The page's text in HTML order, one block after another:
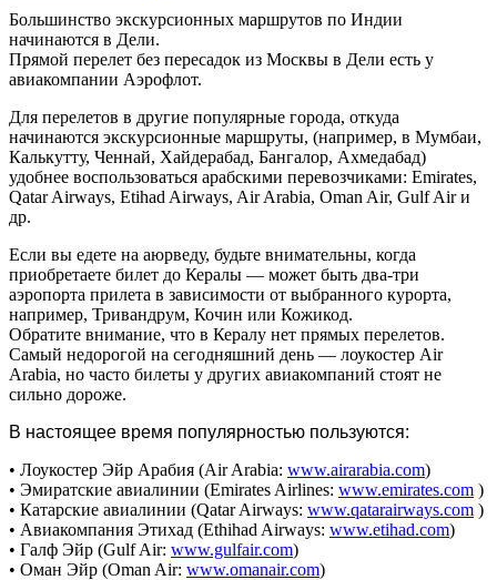
Большинство экскурсионных маршрутов по Индии
начинаются в Дели.
Прямой перелет без пересадок из Москвы в Дели есть у
авиакомпании Аэрофлот.
Для перелетов в другие популярные города, откуда
начинаются экскурсионные маршруты, (например, в Мумбаи,
Калькутту, Ченнай, Хайдерабад, Бангалор, Ахмедабад)
удобнее воспользоваться арабскими перевозчиками: Emirates,
Qatar Airways, Etihad Airways, Air Arabia, Oman Air, Gulf Air и
др.
Если вы едете на аюрведу, будьте внимательны, когда
приобретаете билет до Кералы — может быть два-три
аэропорта прилета в зависимости от выбранного курорта,
например, Тривандрум, Кочин или Кожикод.
Обратите внимание, что в Кералу нет прямых перелетов.
Самый недорогой на сегодняшний день — лоукостер Air
Arabia, но часто билеты у других авиакомпаний стоят не
сильно дороже.
В настоящее время популярностью пользуются:
• Лоукостер Эйр Арабия (Air Arabia: www.airarabia.com)
• Эмиратские авиалинии (Emirates Airlines: www.emirates.com )
• Катарские авиалинии (Qatar Airways: www.qatarairways.com )
• Авиакомпания Этихад (Ethihad Airways: www.etihad.com)
• Галф Эйр (Gulf Air: www.gulfair.com)
• Оман Эйр (Oman Air: www.omanair.com)